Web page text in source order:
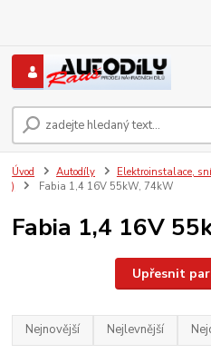
Úvod Autodíly Elektroinstalace,
)
Fabia 1,4 16V 55kW, 74kW
Fabia 1,4 16V
Upřesnit
Nejnovější Nejlevnější